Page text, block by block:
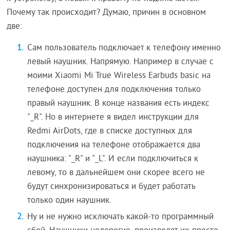
Почему так происходит? Думаю, причин в основном
две:
Сам пользователь подключает к телефону именно
левый наушник. Напрямую. Например в случае с
моими Xiaomi Mi True Wireless Earbuds basic на
телефоне доступен для подключения только
правый наушник. В конце названия есть индекс
"_R". Но в интернете я видел инструкции для
Redmi AirDots, где в списке доступных для
подключения на телефоне отображается два
наушника: "_R" и "_L". И если подключиться к
левому, то в дальнейшем они скорее всего не
будут синхронизироваться и будет работать
только один наушник.
Ну и не нужно исключать какой-то программный